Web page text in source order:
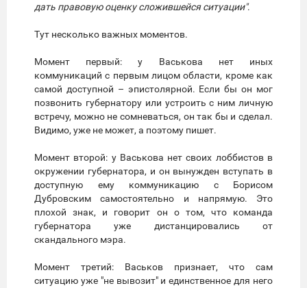
дать правовую оценку сложившейся ситуации".
Тут несколько важных моментов.
Момент первый: у Васькова нет иных
коммуникаций с первым лицом области, кроме как
самой доступной – эпистолярной. Если бы он мог
позвонить губернатору или устроить с ним личную
встречу, можно не сомневаться, он так бы и сделал.
Видимо, уже не может, а поэтому пишет.
Момент второй: у Васькова нет своих лоббистов в
окружении губернатора, и он вынужден вступать в
доступную ему коммуникацию с Борисом
Дубровским самостоятельно и напрямую. Это
плохой знак, и говорит он о том, что команда
губернатора уже дистанцировались от
скандального мэра.
Момент третий: Васьков признает, что сам
ситуацию уже "не вывозит" и единственное для него